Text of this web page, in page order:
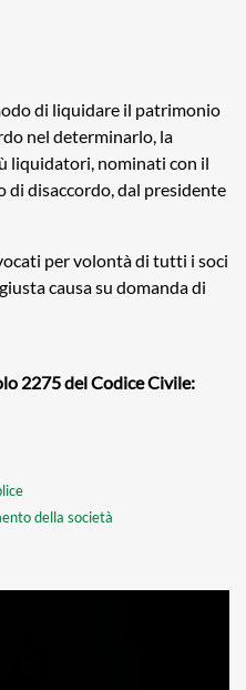
di liquidare il patrimonio
nel determinarlo, la
liquidatori, nominati con il
di disaccordo, dal presidente
per volontà di tutti i soci
causa su domanda di
2275 del Codice Civile:
della società